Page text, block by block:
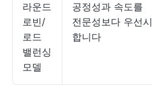
라운드
로빈/
로드
밸런싱
모델
공정성과 속도를
전문성보다 우선시
합니다